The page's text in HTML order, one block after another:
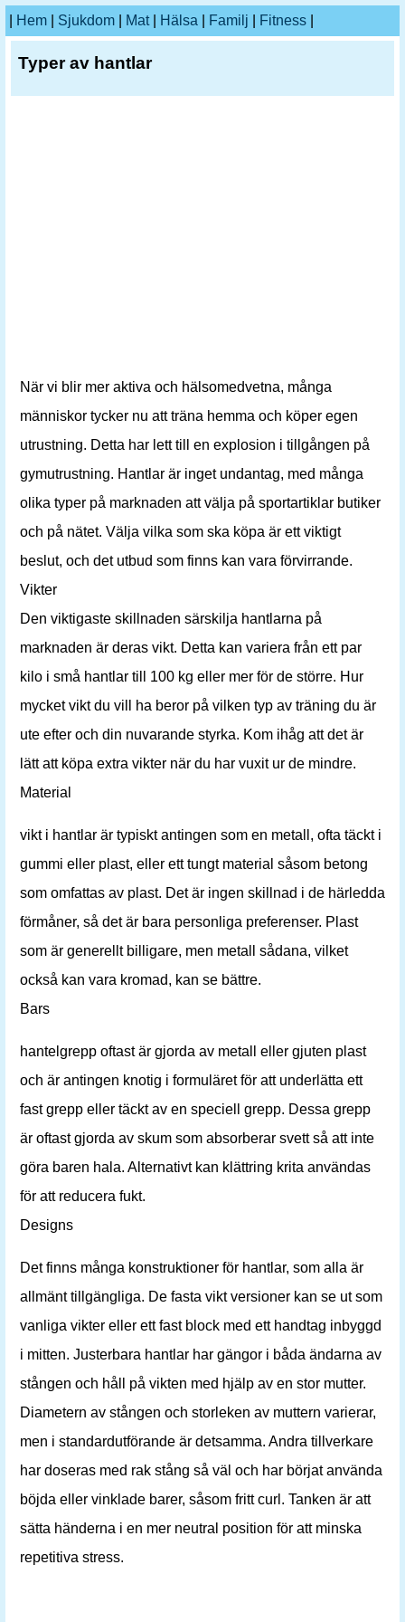
Hem Sjukdom Mat| Hälsa Familj Fitness
Typer av hantlar
När vi blir mer aktiva och hälsomedvetna, många
människor tycker nu att träna hemma och köper egen
utrustning. Detta har lett till en explosion i tillgången på
gymutrustning. Hantlar är inget undantag, med många
olika typer på marknaden att välja på sportartiklar butiker
och på nätet. Välja vilka som ska köpa är ett viktigt
beslut, och det utbud som finns kan vara förvirrande.
Vikter
Den viktigaste skillnaden särskilja hantlarna på
marknaden är deras vikt. Detta kan variera från ett par
kilo i små hantlar till 100 kg eller mer för de större. Hur
mycket vikt du vill ha beror på vilken typ av träning du är
ute efter och din nuvarande styrka. Kom ihåg att det är
lätt att köpa extra vikter när du har vuxit ur de mindre.
Material
vikt i hantlar är typiskt antingen som en metall, ofta täckt i
gummi eller plast, eller ett tungt material såsom betong
som omfattas av plast. Det är ingen skillnad i de härledda
förmåner, så det är bara personliga preferenser. Plast
som är generellt billigare, men metall sådana, vilket
också kan vara kromad, kan se bättre.
Bars
hantelgrepp oftast är gjorda av metall eller gjuten plast
och är antingen knotig i formuläret för att underlätta ett
fast grepp eller täckt av en speciell grepp. Dessa grepp
är oftast gjorda av skum som absorberar svett så att inte
göra baren hala. Alternativt kan klättring krita användas
för att reducera fukt.
Designs
Det finns många konstruktioner för hantlar, som alla är
allmänt tillgängliga. De fasta vikt versioner kan se ut som
vanliga vikter eller ett fast block med ett handtag inbyggd
i mitten. Justerbara hantlar har gängor i båda ändarna av
stången och håll på vikten med hjälp av en stor mutter.
Diametern av stången och storleken av muttern varierar,
men i standardutförande är detsamma. Andra tillverkare
har doseras med rak stång så väl och har börjat använda
böjda eller vinklade barer, såsom fritt curl. Tanken är att
sätta händerna i en mer neutral position för att minska
repetitiva stress.